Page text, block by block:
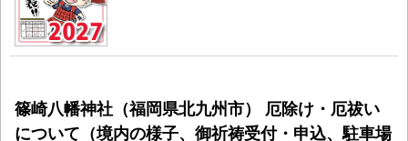
篠崎八幡神社（福岡県北九州市） 厄除け・厄祓い
について（境内の様子、御祈祷受付・申込、駐車場